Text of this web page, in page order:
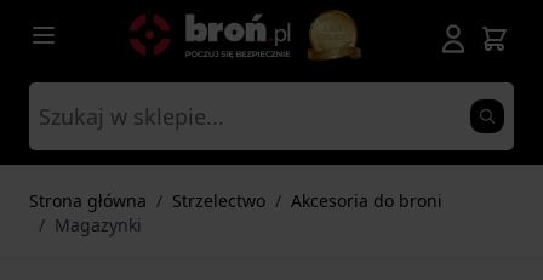
Przejdź do treści
Strona główna / Strzelectwo / Akcesoria do broni
/ Magazynki